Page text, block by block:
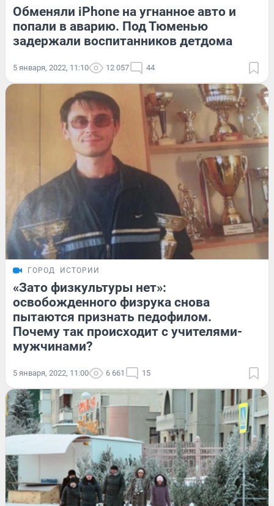
Обменяли iPhone на угнанное авто и
попали в аварию. Под Тюменью
задержали воспитанников детдома
5 января, 2022, 11:10 12 057 44
ГОРОД ИСТОРИИ
«Зато физкультуры нет»:
освобожденного физрука снова
пытаются признать педофилом.
Почему так происходит с учителями-
мужчинами?
5 января, 2022, 11:00 6 661 15